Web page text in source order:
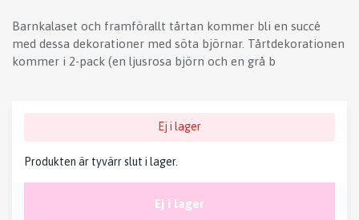
Barnkalaset och framförallt tårtan kommer bli en succé
med dessa dekorationer med söta björnar. Tårtdekorationen
kommer i 2-pack (en ljusrosa björn och en grå b
Ej i lager
Produkten är tyvärr slut i lager.
Ej i lager